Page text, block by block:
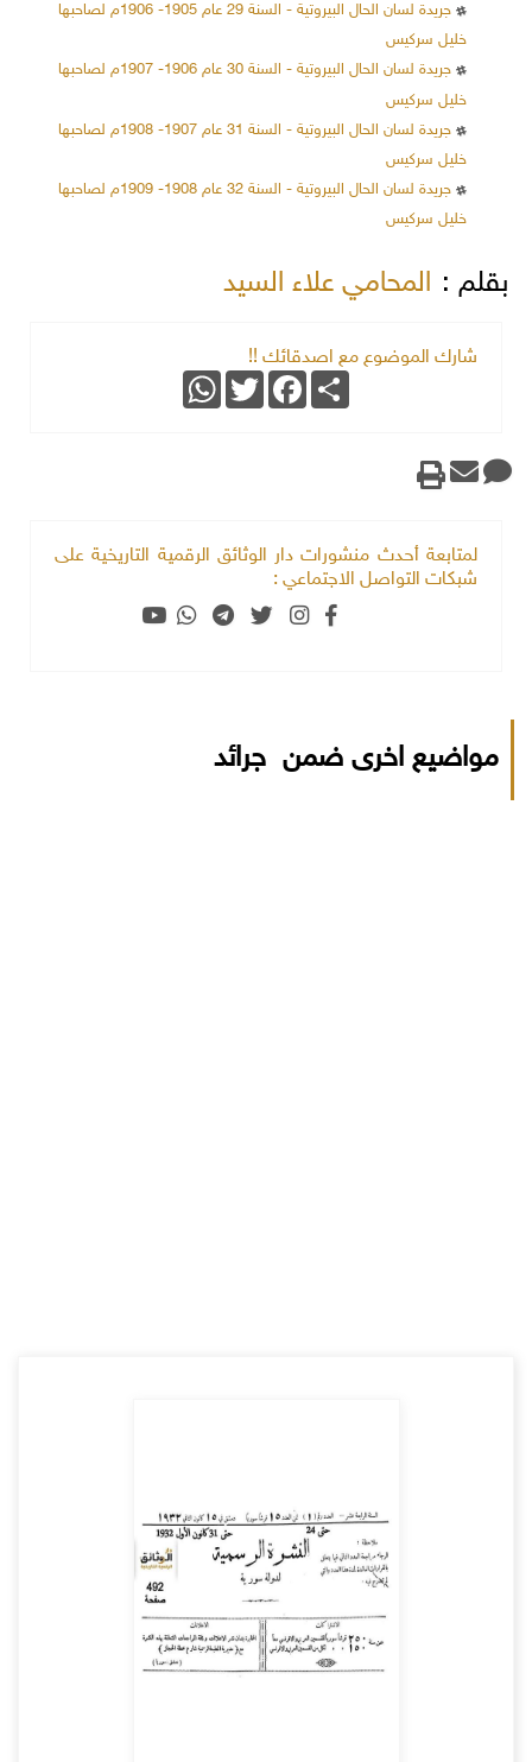
جريدة لسان الحال البيروتية - السنة 29 عام 1905- 1906م لصاحبها
خليل سركيس
جريدة لسان الحال البيروتية - السنة 30 عام 1906- 1907م لصاحبها
خليل سركيس
جريدة لسان الحال البيروتية - السنة 31 عام 1907- 1908م لصاحبها
خليل سركيس
جريدة لسان الحال البيروتية - السنة 32 عام 1908- 1909م لصاحبها
خليل سركيس
بقلم : المحامي علاء السيد
شارك الموضوع مع اصدقائك !!
Share
Facebook
Twitter
WhatsApp
لمتابعة أحدث منشورات دار الوثائق الرقمية التاريخية على
شبكات التواصل الاجتماعي :
مواضيع اخرى ضمن جرائد